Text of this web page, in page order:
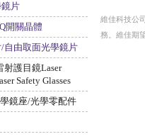
維佳科技公
務。維佳期
片
開關晶體
自由取面光學鏡片
射護目鏡Laser
Safety Glasses
鏡座/光學零配件